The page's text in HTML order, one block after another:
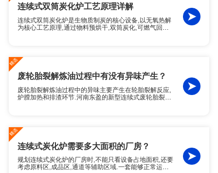
连续式双筒炭化炉工艺原理详解
连续式双筒炭化炉是生物质制炭的核心设备,以无氧热解
为核心工艺原理,通过物料预烘干,双筒炭化,可燃气回收
废轮胎裂解炼油过程中有没有异味产生？
废轮胎裂解炼油过程中的异味主要产生在轮胎裂解反应,
炉膛加热和排渣环节.河南东盈的新型连续式废轮胎裂解
连续式炭化炉需要多大面积的厂房？
规划连续式炭化炉的厂房时,不能只看设备占地面积,还要
考虑原料区,成品区,通道等辅助区域.一套能够正常运转